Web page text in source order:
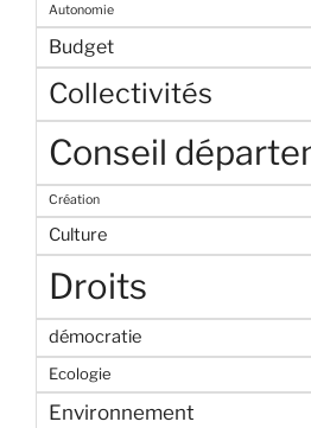
Autonomie
Budget
Collectivités
Conseil
Création
Culture
Droits
démocratie
Ecologie
Environnement